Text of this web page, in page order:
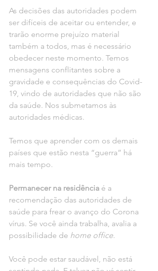
As decisões das autoridades podem
ser difíceis de aceitar ou entender, e
trarão enorme prejuízo material
também a todos, mas é necessário
obedecer neste momento. Temos
mensagens conflitantes sobre a
gravidade e consequências do Covid-
19, vindo de autoridades que não são
da saúde. Nos submetamos às
autoridades médicas.
Temos que aprender com os demais
países que estão nesta “guerra” há
mais tempo.
Permanecer na residência é a
recomendação das autoridades de
saúde para frear o avanço do Corona
vírus. Se você ainda trabalha, avalia a
possibilidade de home office.
Você pode estar saudável, não está